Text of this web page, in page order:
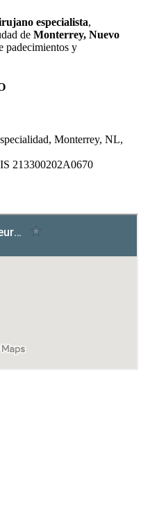
especialista,
de Monterrey, Nuevo
padecimientos y
Monterrey, NL,
213300202A0670